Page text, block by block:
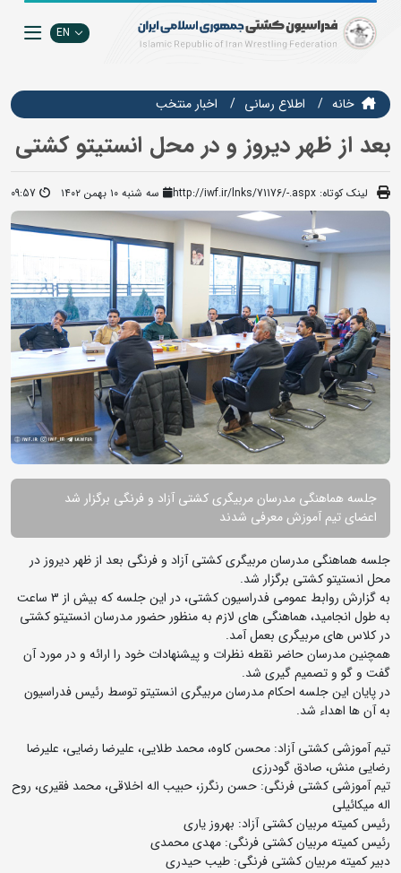
EN
خانه اطلاع رسانی اخبار منتخب
بعد از ظهر دیروز و در محل انستیتو کشتی
لینک کوتاه: http://iwf.ir/lnks/71176/-.aspx سه شنبه ۱۰ بهمن ۱۴۰۲ 09:57
جلسه هماهنگی مدرسان مربیگری کشتی آزاد و فرنگی برگزار شد
اعضای تیم آموزش معرفی شدند
جلسه هماهنگی مدرسان مربیگری کشتی آزاد و فرنگی بعد از ظهر دیروز در
محل انستیتو کشتی برگزار شد.
به گزارش روابط عمومی فدراسیون کشتی، در این جلسه که بیش از 3 ساعت
به طول انجامید، هماهنگی های لازم به منظور حضور مدرسان انستیتو کشتی
در کلاس های مربیگری بعمل آمد.
همچنین مدرسان حاضر نقطه نظرات و پیشنهادات خود را ارائه و در مورد آن
گفت و گو و تصمیم گیری شد.
در پایان این جلسه احکام مدرسان مربیگری انستیتو توسط رئیس فدراسیون
به آن ها اهداء شد.
تیم آموزشی کشتی آزاد: محسن کاوه، محمد طلایی، علیرضا رضایی، علیرضا
رضایی منش، صادق گودرزی
تیم آموزشی کشتی فرنگی: حسن رنگرز، حبیب اله اخلاقی، محمد فقیری، روح
اله میکائیلی
رئیس کمیته مربیان کشتی آزاد: بهروز یاری
رئیس کمیته مربیان کشتی فرنگی: مهدی محمدی
دبیر کمیته مربیان کشتی فرنگی: طیب حیدری